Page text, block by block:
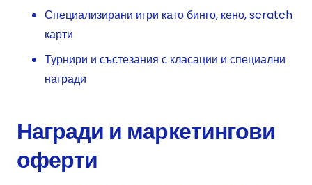
Специализирани игри като бинго, кено, scratch
карти
Турнири и състезания с класации и специални
награди
Награди и маркетингови
оферти